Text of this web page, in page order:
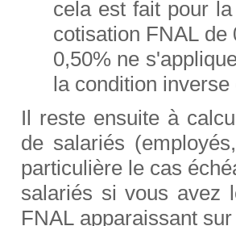
cela est fait pour
cotisation FNAL
0,50% ne
la condition
Il reste ensuite à
de salariés
particulière le cas
salariés si vous avez
FNAL apparaissant